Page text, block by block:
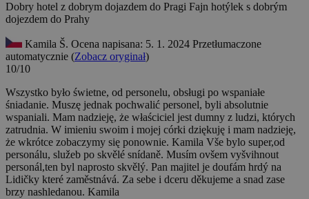
Dobry hotel z dobrym dojazdem do Pragi Fajn hotýlek s dobrým
dojezdem do Prahy
Kamila Š. Ocena napisana: 5. 1. 2024 Przetłumaczone
automatycznie (Zobacz oryginał)
10/10
Wszystko było świetne, od personelu, obsługi po wspaniałe
śniadanie. Muszę jednak pochwalić personel, byli absolutnie
wspaniali. Mam nadzieję, że właściciel jest dumny z ludzi, których
zatrudnia. W imieniu swoim i mojej córki dziękuję i mam nadzieję,
że wkrótce zobaczymy się ponownie. Kamila Vše bylo super,od
personálu, služeb po skvělé snídaně. Musím ovšem vyšvihnout
personál,ten byl naprosto skvělý. Pan majitel je doufám hrdý na
Lidičky které zaměstnává. Za sebe i dceru děkujeme a snad zase
brzy nashledanou. Kamila